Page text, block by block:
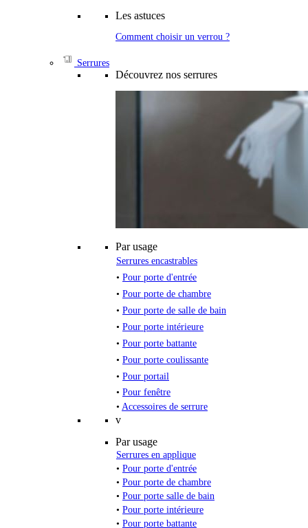
Les astuces
Comment choisir un verrou ?
Serrures
Découvrez nos serrures
Par usage
Serrures encastrables
• Pour porte d'entrée
• Pour porte de chambre
• Pour porte de salle de bain
• Pour porte intérieure
• Pour porte battante
• Pour porte coulissante
• Pour portail
• Pour fenêtre
• Accessoires de serrure
v
Par usage
Serrures en applique
• Pour porte d'entrée
• Pour porte de chambre
• Pour porte salle de bain
• Pour porte intérieure
• Pour porte battante